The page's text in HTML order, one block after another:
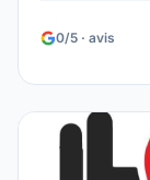
0/5 · avis